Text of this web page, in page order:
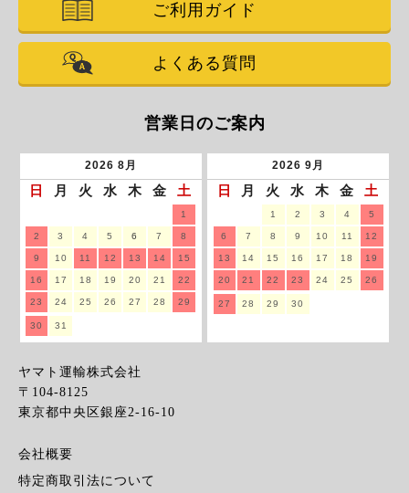
ご利用ガイド
よくある質問
営業日のご案内
2026 8月
日 月 火 水 木 金 土
1
2 3 4 5 6 7 8
9 10 11 12 13 14 15
16 17 18 19 20 21 22
23 24 25 26 27 28 29
30 31
2026 9月
日 月 火 水 木 金 土
1 2 3 4 5
6 7 8 9 10 11 12
13 14 15 16 17 18 19
20 21 22 23 24 25 26
27 28 29 30
ヤマト運輸株式会社
〒104-8125
東京都中央区銀座2-16-10
会社概要
特定商取引法について